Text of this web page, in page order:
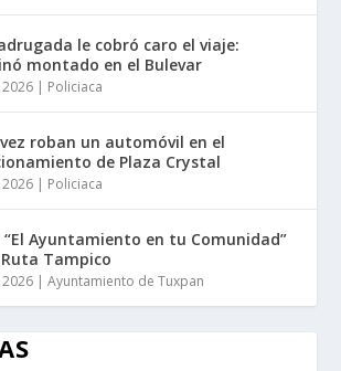
le cobró caro el viaje:
montado en el Bulevar
| Policiaca
roban un automóvil en el
de Plaza Crystal
| Policiaca
“El Ayuntamiento en tu Comunidad”
Tampico
|Ayuntamiento de Tuxpan